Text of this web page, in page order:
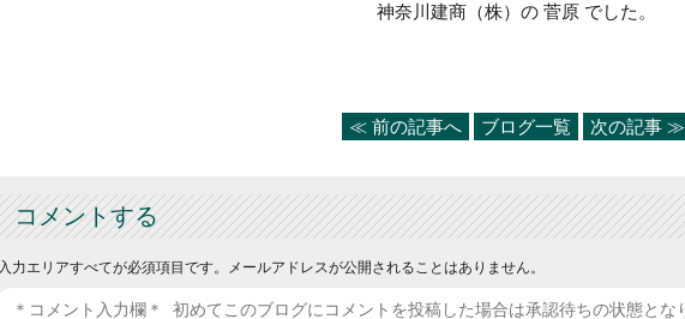
神奈川建商（株）の 菅原 でした。
≪ 前の記事へ ブログ一覧 次の記事 ≫
コメントする
入力エリアすべてが必須項目です。メールアドレスが公開されることはありません。